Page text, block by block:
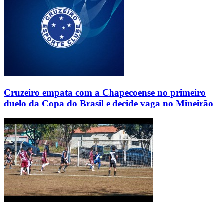
Cruzeiro empata com a Chapecoense no primeiro
duelo da Copa do Brasil e decide vaga no Mineirão